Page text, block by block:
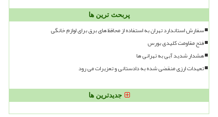
پربحث ترین ها
سفارش استاندارد تهران به استفاده از محافظ های برق برای لوازم خانگی
فتح مقاومت کلیدی بورس
هشدار شدید آبی به تهرانی ها
تعهدات ارزی منقضی شده به دادستانی و تعزیرات می رود
جدیدترین ها